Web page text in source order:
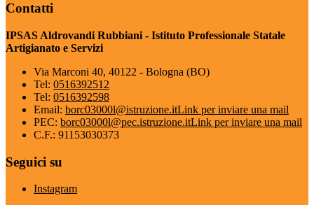
Contatti
IPSAS Aldrovandi Rubbiani - Istituto Professionale Statale
Artigianato e Servizi
Via Marconi 40, 40122 - Bologna (BO)
Tel: 0516392512
Tel: 0516392598
Email: borc03000l@istruzione.itLink per inviare una mail
PEC: borc03000l@pec.istruzione.itLink per inviare una mail
C.F.: 91153030373
Seguici su
Instagram